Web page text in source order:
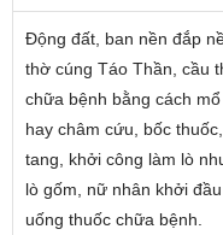
Động đất, ban nền đắp
thờ cúng Táo Thần, cầu
chữa bệnh bằng cách
hay châm cứu, bốc
tang, khởi công làm lò
lò gốm, nữ nhân khởi đầu
uống thuốc chữa bệnh.